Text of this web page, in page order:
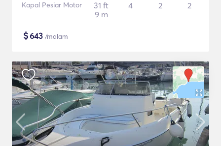
Kapal Pesiar Motor
31 ft
9 m
4 2 2
$643 /malam